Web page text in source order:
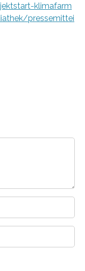
klimafarm
pressemittei